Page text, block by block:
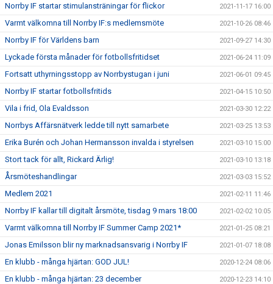
Norrby IF startar stimulansträningar för flickor 2021-11-17 16:00
Varmt välkomna till Norrby IF:s medlemsmöte 2021-10-26 08:46
Norrby IF för Världens barn 2021-09-27 14:30
Lyckade första månader för fotbollsfritidset 2021-06-24 11:09
Fortsatt uthyrningsstopp av Norrbystugan i juni 2021-06-01 09:45
Norrby IF startar fotbollsfritids 2021-04-15 10:50
Vila i frid, Ola Evaldsson 2021-03-30 12:22
Norrbys Affärsnätverk ledde till nytt samarbete 2021-03-25 13:53
Erika Burén och Johan Hermansson invalda i styrelsen 2021-03-10 15:00
Stort tack för allt, Rickard Ärlig! 2021-03-10 13:18
Årsmöteshandlingar 2021-03-03 15:52
Medlem 2021 2021-02-11 11:46
Norrby IF kallar till digitalt årsmöte, tisdag 9 mars 18:00 2021-02-02 10:05
Varmt välkomna till Norrby IF Summer Camp 2021* 2021-01-25 08:21
Jonas Emilsson blir ny marknadsansvarig i Norrby IF 2021-01-07 18:08
En klubb - många hjärtan: GOD JUL! 2020-12-24 08:06
En klubb - många hjärtan: 23 december 2020-12-23 14:10